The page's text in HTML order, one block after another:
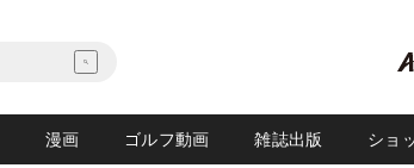
漫画 ゴルフ動画 雑誌出版 ショ